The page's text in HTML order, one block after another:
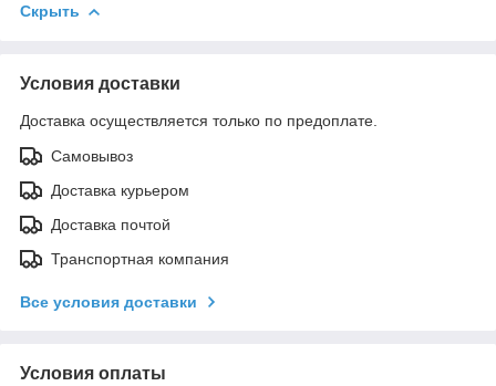
Скрыть
Условия доставки
Доставка осуществляется только по предоплате.
Самовывоз
Доставка курьером
Доставка почтой
Транспортная компания
Все условия доставки
Условия оплаты